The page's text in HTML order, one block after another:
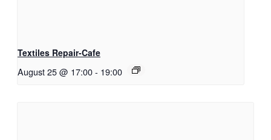
Textiles Repair-Cafe
August 25 @ 17:00- 19:00